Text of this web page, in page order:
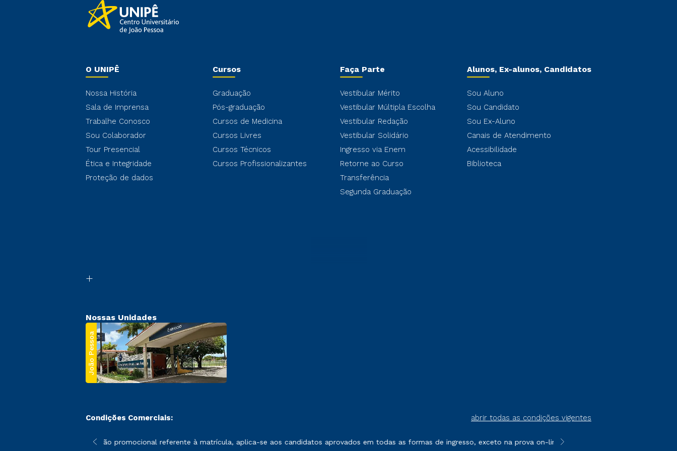
O UNIPÊ
Nossa História
Sala de Imprensa
Trabalhe Conosco
Sou Colaborador
Tour Presencial
Ética e Integridade
Proteção de dados
Cursos
Graduação
Pós-graduação
Cursos de Medicina
Cursos Livres
Cursos Técnicos
Cursos Profissionalizantes
Faça Parte
Vestibular Mérito
Vestibular Múltipla Escolha
Vestibular Redação
Vestibular Solidário
Ingresso via Enem
Retorne ao Curso
Transferência
Segunda Graduação
Alunos, Ex-alunos, Candidatos
Sou Aluno
Sou Candidato
Sou Ex-Aluno
Canais de Atendimento
Acessibilidade
Biblioteca
Nossas Unidades
João Pessoa
Condições Comerciais: abrir todas as condições vigentes
sofrer alterações nos períodos de rematrícula conforme exposto no contrato de prestação de serviços.
*A condição promocional referente à matrícula, aplica-se aos candidatos aprovados em todas as formas de ingresso, exceto na prova on-line ou agendada, que ofertam
**Semipresencial é um formato do